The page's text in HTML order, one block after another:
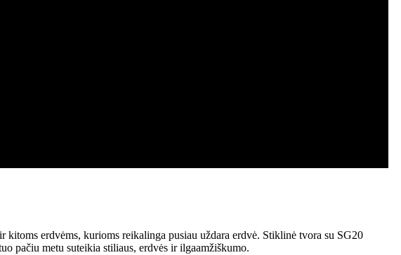
erdvėms, kurioms reikalinga pusiau uždara erdvė. Stiklinė tvora su SG20
pačiu metu suteikia stiliaus, erdvės ir ilgaamžiškumo.